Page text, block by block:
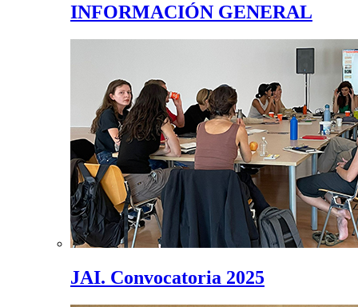
INFORMACIÓN GENERAL
JAI. Convocatoria 2025